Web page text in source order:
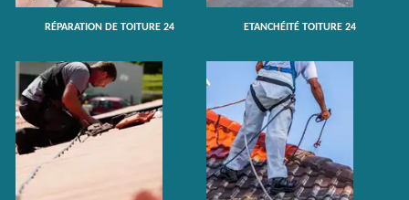
RÉPARATION DE TOITURE 24 ETANCHÉITÉ TOITURE 24